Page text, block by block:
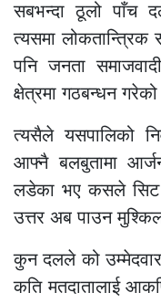
सबभन्दा ठूलो पाँच
त्यसमा लोकतान्त्रिक
पनि जनता
क्षेत्रमा गठबन्धन गरेको
त्यसैले यसपालिको
आफ्नै बलबुतामा
लडेका भए कसले सिट
उत्तर अब पाउन
कुन दलले को उम्मेदवार
कति मतदातालाई